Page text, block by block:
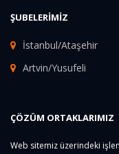
ŞUBELERIMIZ
İstanbul/Ataşehir
Artvin/Yusufeli
ÇÖZÜM ORTAKLARIMIZ
Web sitemiz üzerindeki